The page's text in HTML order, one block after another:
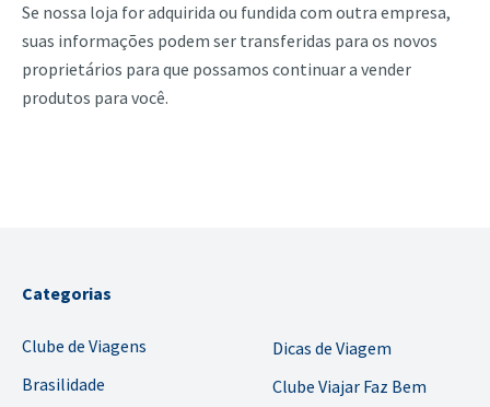
Se nossa loja for adquirida ou fundida com outra empresa,
suas informações podem ser transferidas para os novos
proprietários para que possamos continuar a vender
produtos para você.
Categorias
Clube de Viagens
Brasilidade
Dicas de Viagem
Clube Viajar Faz Bem